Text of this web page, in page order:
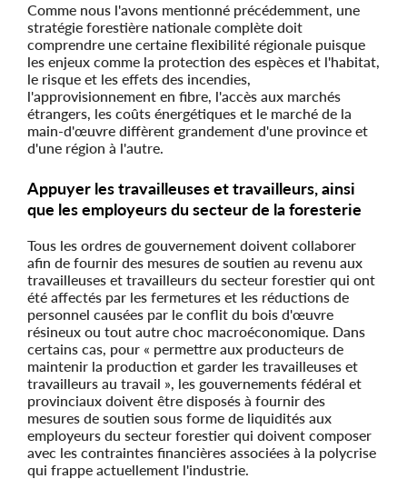
Comme nous l'avons mentionné précédemment, une
stratégie forestière nationale complète doit
comprendre une certaine flexibilité régionale puisque
les enjeux comme la protection des espèces et l'habitat,
le risque et les effets des incendies,
l'approvisionnement en fibre, l'accès aux marchés
étrangers, les coûts énergétiques et le marché de la
main-d'œuvre diffèrent grandement d'une province et
d'une région à l'autre.
Appuyer les travailleuses et travailleurs, ainsi
que les employeurs du secteur de la foresterie
Tous les ordres de gouvernement doivent collaborer
afin de fournir des mesures de soutien au revenu aux
travailleuses et travailleurs du secteur forestier qui ont
été affectés par les fermetures et les réductions de
personnel causées par le conflit du bois d'œuvre
résineux ou tout autre choc macroéconomique. Dans
certains cas, pour « permettre aux producteurs de
maintenir la production et garder les travailleuses et
travailleurs au travail », les gouvernements fédéral et
provinciaux doivent être disposés à fournir des
mesures de soutien sous forme de liquidités aux
employeurs du secteur forestier qui doivent composer
avec les contraintes financières associées à la polycrise
qui frappe actuellement l'industrie.